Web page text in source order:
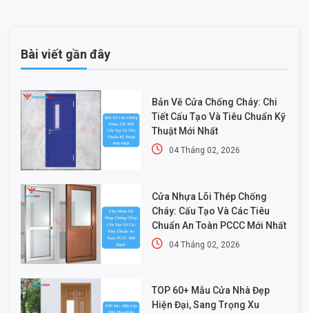
Bài viết gần đây
Bản Vẽ Cửa Chống Cháy: Chi
Tiết Cấu Tạo Và Tiêu Chuẩn Kỹ
Thuật Mới Nhất
04 Tháng 02, 2026
Cửa Nhựa Lõi Thép Chống
Cháy: Cấu Tạo Và Các Tiêu
Chuẩn An Toàn PCCC Mới Nhất
04 Tháng 02, 2026
TOP 60+ Mẫu Cửa Nhà Đẹp
Hiện Đại, Sang Trọng Xu